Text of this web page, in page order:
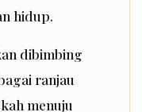
hidup.
dibimbing
ranjau
menuju